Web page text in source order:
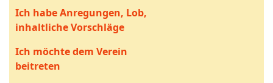
Ich habe Anregungen, Lob,
inhaltliche Vorschläge
Ich möchte dem Verein
beitreten